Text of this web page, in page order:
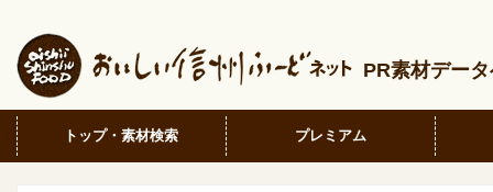
PR素材デー
トップ・素材検索 プレミアム